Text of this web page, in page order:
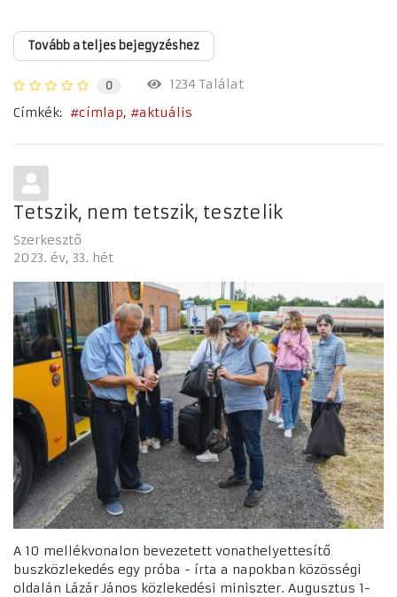
Tovább a teljes bejegyzéshez
0
1234 Találat
Címkék:
címlap aktuális
Tetszik, nem tetszik, tesztelik
Szerkesztő
2023. év 33. hét
A 10 mellékvonalon bevezetett vonathelyettesítő
buszközlekedés egy próba - írta a napokban közösségi
oldalán Lázár János közlekedési miniszter. Augusztus 1-